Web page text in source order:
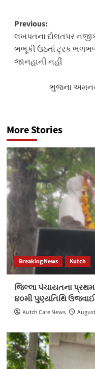
Post
navigation
Previous:
લખપતના દોલતપર
ભભૂકી ઉઠતાં ટ્રક
જાનહાની નહીં
ભુજના
More Stories
Breaking News Kutch
જિલ્લા પંચાયતના
૪૦મી પુણ્યતિથિ ઉજવાઈ
Kutch Care News